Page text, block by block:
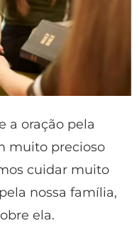
a oração pela
muito precioso
cuidar muito
nossa família,
ela.